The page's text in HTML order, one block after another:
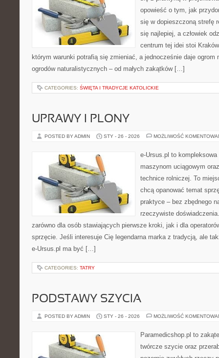
opowieść o tym, jak
się w dopieszczoną strefę
się najlepiej, a człowiek
centrum tej idei stoi
którym warunki potrafią się zmieniać, a jednocześnie daje ogrom
ogrodów naturalistycznych – od małych zakątków […]
CATEGORIES: ŚWIĘTA I TRADYCJE KATOLICKIE
UPRAWY I PLONY
POSTED BY ADMIN STY - 26 - 2026 MOŻLIWOŚĆ
e-Ursus.pl to
maszynom uciągowym
technice rolniczej. To
chcą opanować temat
praktyce – bez zbędnego
rzeczywiste
zarówno dla osób stawiających pierwsze kroki, jak i dla
sprzęcie. Jeśli interesuje Cię legendarna marka z tradycją, ale
e-Ursus.pl ma być […]
CATEGORIES: TATRY
PODSTAWY SZYCIA
POSTED BY ADMIN STY - 26 - 2026 MOŻLIWOŚĆ
Paramedicshop.pl to
twórcze szycie oraz